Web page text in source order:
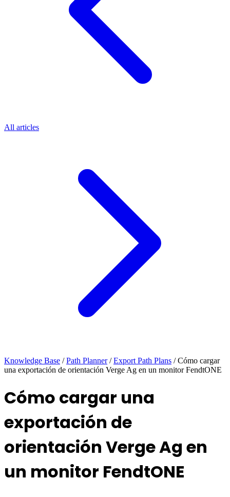
All articles
Knowledge Base / Path Planner / Export Path Plans / Cómo cargar
una exportación de orientación Verge Ag en un monitor FendtONE
Cómo cargar una
exportación de
orientación Verge Ag en
un monitor FendtONE